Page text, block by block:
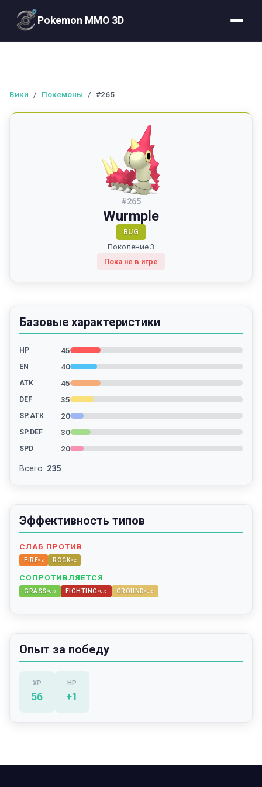
Pokemon MMO 3D
Вики / Покемоны / #265
#265
Wurmple
BUG
Поколение 3
Пока не в игре
Базовые характеристики
HP 45
EN 40
ATK 45
DEF 35
SP.ATK 20
SP.DEF 30
SPD 20
Всего: 235
Эффективность типов
СЛАБ ПРОТИВ
FIRE× 2 ROCK× 2
СОПРОТИВЛЯЕТСЯ
GRASS×0.5 FIGHTING ×0.5 GROUND ×0.5
Опыт за победу
XP
56
HP
+1